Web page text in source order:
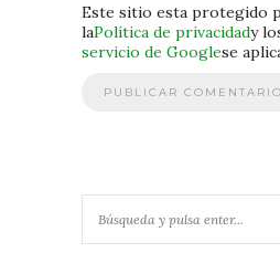
Este sitio esta protegido
laPolítica de privacidady
servicio de Googlese